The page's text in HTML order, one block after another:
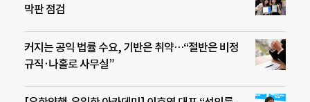
막판 점검
커지는 공익 법률 수요, 기반은 취약…“절반은 비정
규직·나홀로 사무실”